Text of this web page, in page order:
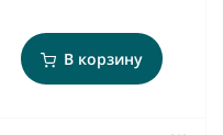
В корзину